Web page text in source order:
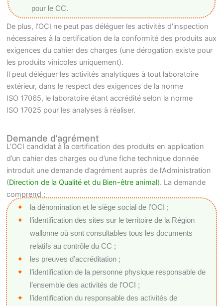
pour le CC.
De plus, l’OCI ne peut pas déléguer les activités d’inspection
nécessaires à la certification de la conformité des produits aux
exigences du cahier des charges (une dérogation existe pour
les produits vinicoles uniquement).
Il peut déléguer les activités analytiques à tout laboratoire
extérieur, dans le respect des exigences de la norme
ISO 17065, le laboratoire étant accrédité selon la norme
ISO 17025 pour les analyses à réaliser.
Demande d’agrément
L’OCI candidat à la certification des produits en application
d’un cahier des charges ou d’une fiche technique donnée
introduit une demande d’agrément auprès de l’Administration
(Direction de la Qualité et du Bien-être animal). La demande
comprend :
la dénomination et le siège social de l’OCI ;
l’identification des sites sur le territoire de la Région
wallonne où sont consultables tous les documents
relatifs au contrôle du CC ;
les preuves d’accréditation ;
l’identification de la personne physique responsable de
l’ensemble des activités de l’OCI ;
l’identification du responsable des activités de